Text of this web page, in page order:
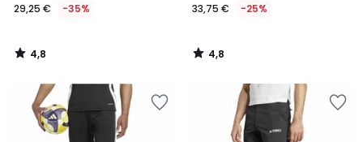
29,25 € -35%
4,8
/
33,75 € -25%
4,8
/